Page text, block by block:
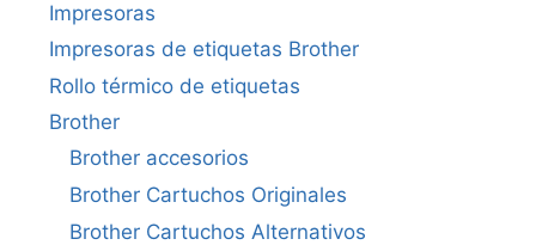
Impresoras
Impresoras de etiquetas Brother
Rollo térmico de etiquetas
Brother
Brother accesorios
Brother Cartuchos Originales
Brother Cartuchos Alternativos